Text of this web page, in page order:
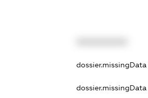
dossier.missingData
dossier.missingData